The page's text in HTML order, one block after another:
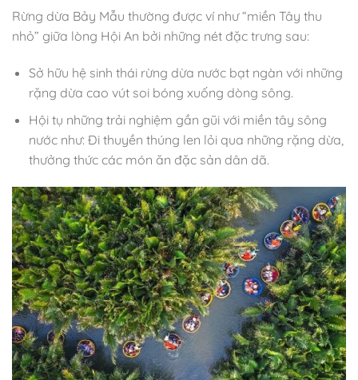
Rừng dừa Bảy Mẫu thường được ví như “miền Tây thu
nhỏ” giữa lòng Hội An bởi những nét đặc trưng sau:
Sở hữu hệ sinh thái rừng dừa nước bạt ngàn với những
rặng dừa cao vút soi bóng xuống dòng sông.
Hội tụ những trải nghiệm gần gũi với miền tây sông
nước như: Đi thuyền thúng len lỏi qua những rặng dừa,
thưởng thức các món ăn đặc sản dân dã.